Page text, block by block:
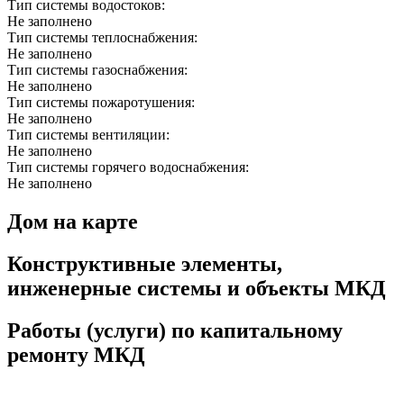
Тип системы водостоков:
Не заполнено
Тип системы теплоснабжения:
Не заполнено
Тип системы газоснабжения:
Не заполнено
Тип системы пожаротушения:
Не заполнено
Тип системы вентиляции:
Не заполнено
Тип системы горячего водоснабжения:
Не заполнено
Дом на карте
Конструктивные элементы,
инженерные системы и объекты МКД
Работы (услуги) по капитальному
ремонту МКД